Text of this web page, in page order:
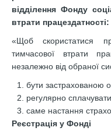
відділення Фонду
втрати працездатності:
«Щоб скористатися
тимчасової втрати
незалежно від обраної
бути застрахованою
регулярно
саме настання
Реєстрація у Фонді